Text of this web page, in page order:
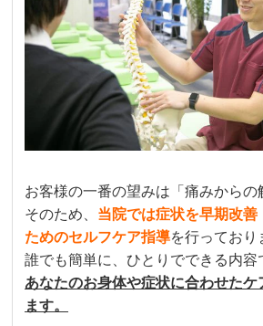
お客様の一番の望みは「痛みからの
そのため、 当院では症状を早期改善
ためのセルフケア指導を行っており
誰でも簡単に、ひとりでできる内容
あなたのお身体や症状に合わせたケ
ます。